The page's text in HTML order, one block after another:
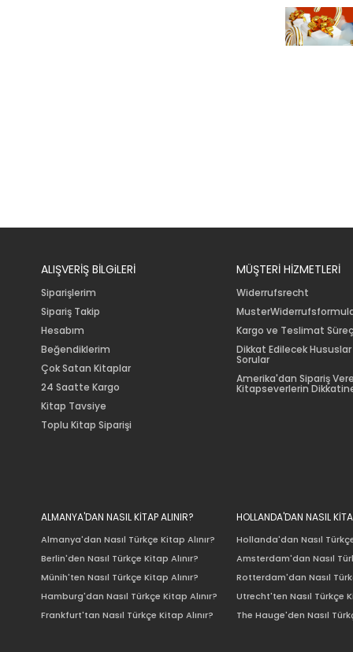
ALIŞVERİŞ BİLGiLERİ
Siparişlerim
Sipariş Takip
Hesabım
Beğendiklerim
Çok Satan Kitaplar
24 Saatte Kargo
Kitap Tavsiye
Toplu Kitap Siparişi
MÜŞTERİ HİZMETLERİ
Widerrufsrecht
Kargo ve Teslimat
Dikkat Edilecek Hususlar
Sorular
Amerika'dan Sipariş
Kitapseverlerin
ALMANYA'DAN NASIL KİTAP ALINIR?
Almanya'dan Nasıl Türkçe Kitap Alınır?
Berlin'den Nasıl Türkçe Kitap Alınır?
Münih'ten Nasıl Türkçe Kitap Alınır?
Hamburg'dan Nasıl Türkçe Kitap Alınır?
Frankfurt'tan Nasıl Türkçe Kitap Alınır?
HOLLANDA'DAN NASIL
Hollanda'dan Nasıl
Amsterdam'dan Nasıl
Rotterdam'dan Nasıl
Utrecht'ten Nasıl Türkçe
The Hauge'den Nasıl